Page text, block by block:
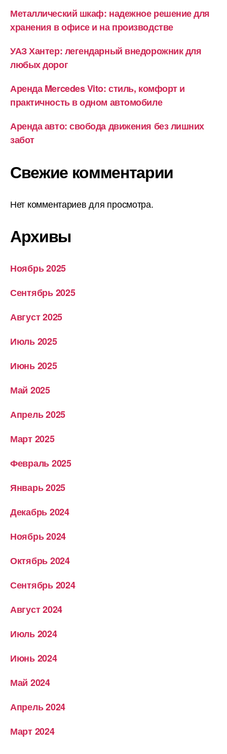
Металлический шкаф: надежное решение для
хранения в офисе и на производстве
УАЗ Хантер: легендарный внедорожник для
любых дорог
Аренда Mercedes Vito: стиль, комфорт и
практичность в одном автомобиле
Аренда авто: свобода движения без лишних
забот
Свежие комментарии
Нет комментариев для просмотра.
Архивы
Ноябрь 2025
Сентябрь 2025
Август 2025
Июль 2025
Июнь 2025
Май 2025
Апрель 2025
Март 2025
Февраль 2025
Январь 2025
Декабрь 2024
Ноябрь 2024
Октябрь 2024
Сентябрь 2024
Август 2024
Июль 2024
Июнь 2024
Май 2024
Апрель 2024
Март 2024